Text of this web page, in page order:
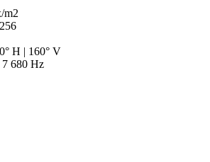
m2
H | 160° V
7 680 Hz